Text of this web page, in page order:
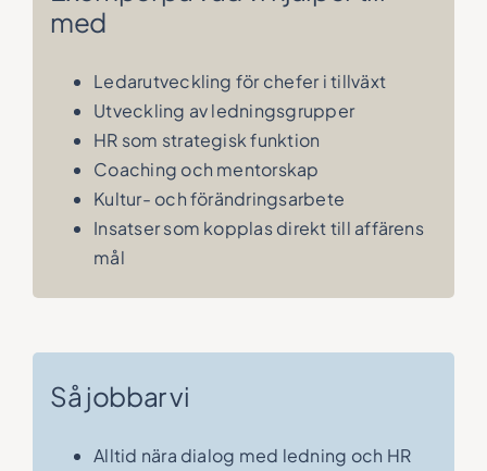
med
Ledarutveckling för chefer i tillväxt
Utveckling av ledningsgrupper
HR som strategisk funktion
Coaching och mentorskap
Kultur- och förändringsarbete
Insatser som kopplas direkt till affärens
mål
Så jobbar vi
Alltid nära dialog med ledning och HR